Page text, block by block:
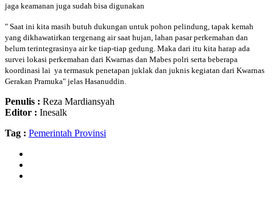
jaga keamanan juga sudah bisa digunakan
" Saat ini kita masih butuh dukungan untuk pohon pelindung, tapak kemah
yang dikhawatirkan tergenang air saat hujan, lahan pasar perkemahan dan
belum terintegrasinya air ke tiap-tiap gedung. Maka dari itu kita harap ada
survei lokasi perkemahan dari Kwarnas dan Mabes polri serta beberapa
koordinasi lai ya termasuk penetapan juklak dan juknis kegiatan dari Kwarnas
Gerakan Pramuka" jelas Hasanuddin.
Penulis : Reza Mardiansyah
Editor : Inesalk
Tag : Pemerintah Provinsi